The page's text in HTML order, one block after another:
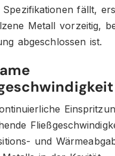
fällt,
Metall vorzeitig,
abgeschlossen ist.
und